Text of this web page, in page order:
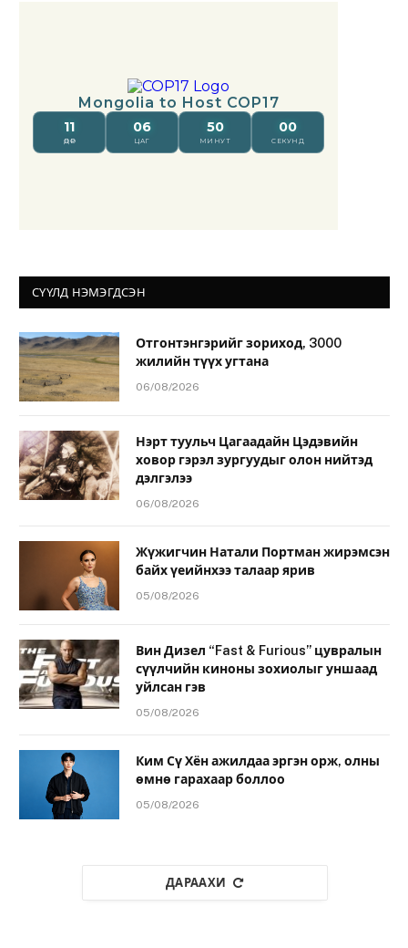
СҮҮЛД НЭМЭГДСЭН
Отгонтэнгэрийг зориход, 3000
жилийн түүх угтана
06/08/2026
Нэрт туульч Цагаадайн Цэдэвийн
ховор гэрэл зургуудыг олон нийтэд
дэлгэлээ
06/08/2026
Жүжигчин Натали Портман жирэмсэн
байх үеийнхээ талаар ярив
05/08/2026
Вин Дизел “Fast & Furious” цувралын
сүүлчийн киноны зохиолыг уншаад
уйлсан гэв
05/08/2026
Ким Сү Хён ажилдаа эргэн орж, олны
өмнө гарахаар боллоо
05/08/2026
ДАРААХИ